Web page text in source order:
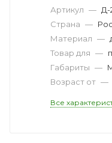
Артикул — Д-
Страна —
Материал —
Товар для —
Габариты —
Возраст от —
Все